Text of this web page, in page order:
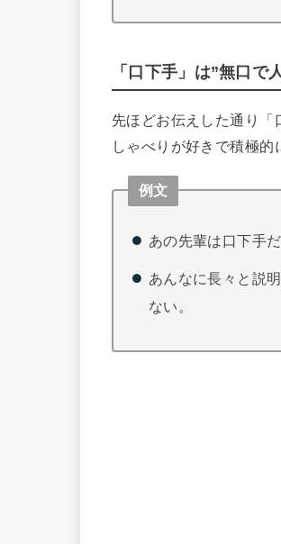
「口下手」は”無口で
先ほどお伝えした通り
しゃべりが好きで積極的
例文
あの先輩は口下手
あんなに長々と説
ない。